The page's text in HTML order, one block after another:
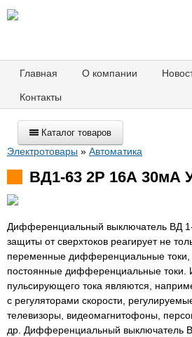
Главная О компании
Контакты
Каталог товаров
Электротовары » Автоматика
ВД1-63 2Р 16А 30мА
Дифференциальный выключатель ВД
защиты от сверхтоков реагирует не
переменные дифференциальные
постоянные дифференциальные токи.
пульсирующего тока являются,
с регуляторами скорости,
телевизоры, видеомагнитофоны,
др. Дифференциальный выключатель